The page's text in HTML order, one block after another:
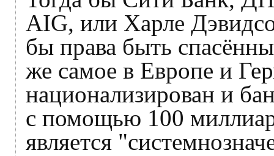
AIG, или Харле
бы права быть
же самое в Европе и
национализирован и
с помощью 100
является